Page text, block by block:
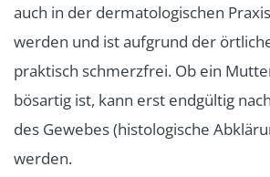
auch in der dermatologischen
werden und ist aufgrund der
praktisch schmerzfrei. Ob ein
bösartig ist, kann erst endgültig
des Gewebes (histologische
werden.